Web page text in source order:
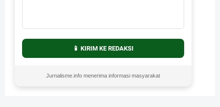
📱 KIRIM KE REDAKSI
Jurnalisme.info menerima informasi masyarakat